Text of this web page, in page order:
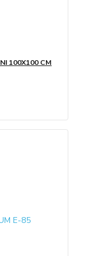
100X100 CM